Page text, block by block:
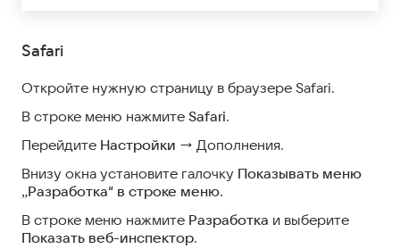
Safari
Откройте нужную страницу в браузере Safari.
В строке меню нажмите Safari.
Перейдите Настройки → Дополнения.
Внизу окна установите галочку Показывать меню
„Разработка“ в строке меню.
В строке меню нажмите Разработка и выберите
Показать веб-инспектор.